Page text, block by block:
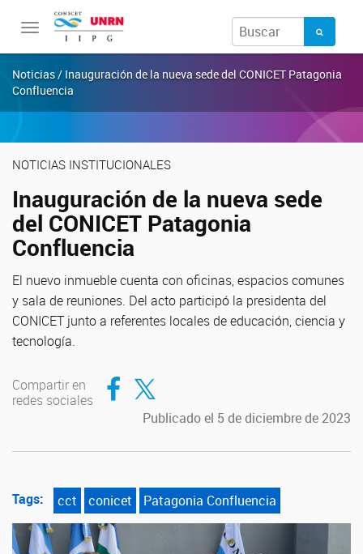
Toggle
navigation
Noticias / Inauguración de la nueva sede del CONICET Patagonia
Confluencia
NOTICIAS INSTITUCIONALES
Inauguración de la nueva sede
del CONICET Patagonia
Confluencia
El nuevo inmueble cuenta con oficinas, espacios comunes
y sala de reuniones. Del acto participó la presidenta del
CONICET junto a referentes locales de educación, ciencia y
tecnología.
Compartir en
redes sociales
Compartir en Facebook
Compartir en Twitter
Publicado el 5 de diciembre de 2023
Tags: cct conicet Patagonia Confluencia